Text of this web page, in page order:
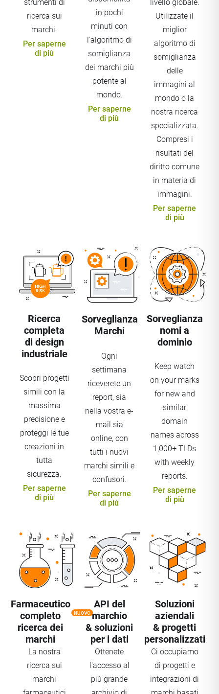
strumenti di
ricerca sui
marchi.
Per saperne
di più
in pochi
minuti con
l'algoritmo di
somiglianza
dei marchi più
potente al
mondo.
Per saperne
di più
livello globale.
Utilizzate il
miglior
algoritmo di
somiglianza
delle
immagini al
mondo o la
nostra ricerca
specializzata.
Compresi i
risultati del
diritto comune
in materia di
immagini.
Per saperne
di più
Ricerca
completa
di design
industriale
Scopri progetti
simili con la
massima
precisione e
proteggi le tue
creazioni in
tutta
sicurezza.
Per saperne
di più
Sorveglianza
Marchi
Ogni
settimana
riceverete un
report, sia
nella vostra e-
mail sia
online, con
tutti i nuovi
marchi simili e
confusori.
Per saperne
di più
Sorveglianza
nomi a
dominio
Keep watch
on your marks
for new and
similar
domain
names across
1,000+ TLDs
with weekly
reports.
Per saperne
di più
Farmaceutico
completo
ricerca dei
marchi
NUOVO
La nostra
ricerca sui
marchi
API del
marchio
& soluzioni
per i dati
Ottenete
l'accesso al
più grande
Soluzioni
aziendali
& progetti
personalizzati
Ci occupiamo
di progetti e
integrazioni di